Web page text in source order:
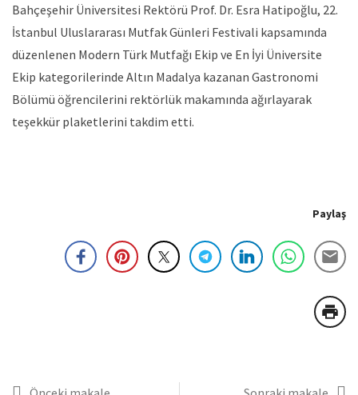
Bahçeşehir Üniversitesi Rektörü Prof. Dr. Esra Hatipoğlu, 22.
İstanbul Uluslararası Mutfak Günleri Festivali kapsamında
düzenlenen Modern Türk Mutfağı Ekip ve En İyi Üniversite
Ekip kategorilerinde Altın Madalya kazanan Gastronomi
Bölümü öğrencilerini rektörlük makamında ağırlayarak
teşekkür plaketlerini takdim etti.
Paylaş